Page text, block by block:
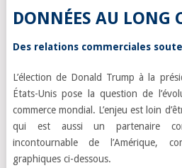
DONNÉES AU LONG
Des relations commerciales
L’élection de Donald Trump à la
États-Unis pose la question de
commerce mondial. L’enjeu est loin
qui est aussi un partenaire
incontournable de l’Amérique,
graphiques ci-dessous.